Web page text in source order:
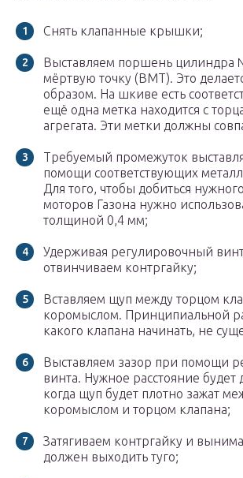
Снять клапанные крышки;
Выставляем поршень
мёртвую точку (ВМТ). Это
образом. На шкиве есть
ещё одна метка находится с
агрегата. Эти метки должны
Требуемый промежуток
помощи соответствующих
Для того, чтобы добиться
моторов Газона нужно
толщиной 0,4 мм;
Удерживая регулировочный
отвинчиваем контргайку;
Вставляем щуп между торцом
коромыслом. Принципиальной
какого клапана начинать, не
Выставляем зазор при помощи
винта. Нужное расстояние будет
когда щуп будет плотно зажат
коромыслом и торцом клапана;
Затягиваем контргайку и
должен выходить туго;